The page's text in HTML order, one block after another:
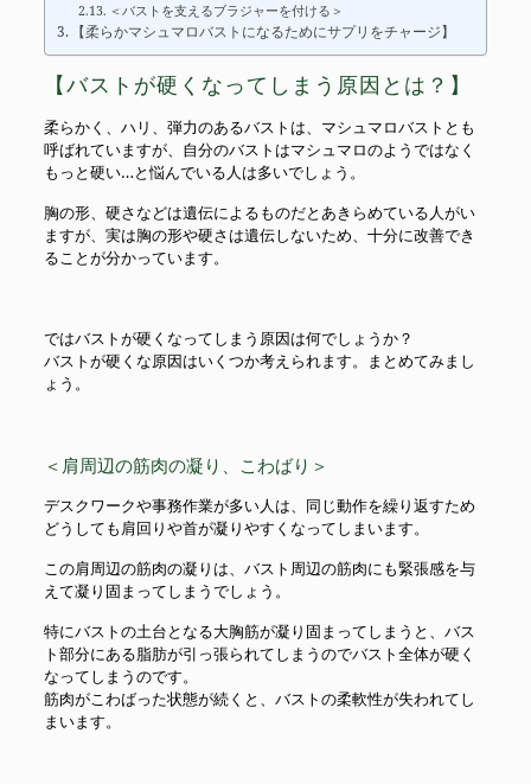
＜バストを支えるブラジャーを付ける＞
【柔らかマシュマロバストになるためにサプリをチャージ】
【バストが硬くなってしまう原因とは？】
柔らかく、ハリ、弾力のあるバストは、マシュマロバストとも
呼ばれていますが、自分のバストはマシュマロのようではなく
もっと硬い…と悩んでいる人は多いでしょう。
胸の形、硬さなどは遺伝によるものだとあきらめている人がい
ますが、実は胸の形や硬さは遺伝しないため、十分に改善でき
ることが分かっています。
ではバストが硬くなってしまう原因は何でしょうか？
バストが硬くな原因はいくつか考えられます。まとめてみまし
ょう。
＜肩周辺の筋肉の凝り、こわばり＞
デスクワークや事務作業が多い人は、同じ動作を繰り返すため
どうしても肩回りや首が凝りやすくなってしまいます。
この肩周辺の筋肉の凝りは、バスト周辺の筋肉にも緊張感を与
えて凝り固まってしまうでしょう。
特にバストの土台となる大胸筋が凝り固まってしまうと、バス
ト部分にある脂肪が引っ張られてしまうのでバスト全体が硬く
なってしまうのです。
筋肉がこわばった状態が続くと、バストの柔軟性が失われてし
まいます。